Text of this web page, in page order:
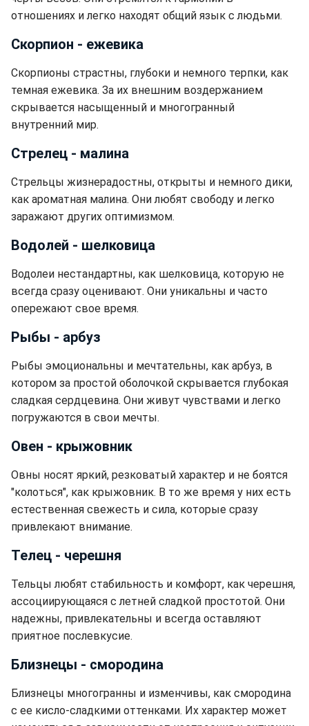
отношениях и легко находят общий язык с людьми.
Скорпион - ежевика
Скорпионы страстны, глубоки и немного терпки, как
темная ежевика. За их внешним воздержанием
скрывается насыщенный и многогранный
внутренний мир.
Стрелец - малина
Стрельцы жизнерадостны, открыты и немного дики,
как ароматная малина. Они любят свободу и легко
заражают других оптимизмом.
Водолей - шелковица
Водолеи нестандартны, как шелковица, которую не
всегда сразу оценивают. Они уникальны и часто
опережают свое время.
Рыбы - арбуз
Рыбы эмоциональны и мечтательны, как арбуз, в
котором за простой оболочкой скрывается глубокая
сладкая сердцевина. Они живут чувствами и легко
погружаются в свои мечты.
Овен - крыжовник
Овны носят яркий, резковатый характер и не боятся
"колоться", как крыжовник. В то же время у них есть
естественная свежесть и сила, которые сразу
привлекают внимание.
Телец - черешня
Тельцы любят стабильность и комфорт, как черешня,
ассоциирующаяся с летней сладкой простотой. Они
надежны, привлекательны и всегда оставляют
приятное послевкусие.
Близнецы - смородина
Близнецы многогранны и изменчивы, как смородина
с ее кисло-сладкими оттенками. Их характер может